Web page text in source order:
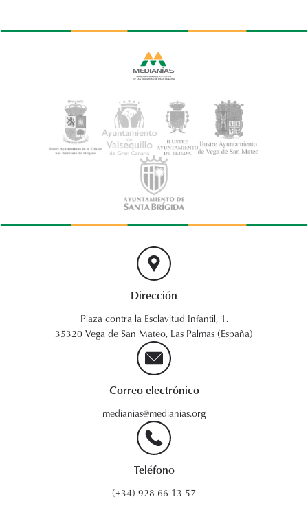
Dirección
Plaza contra la Esclavitud Infantil, 1.
35320 Vega de San Mateo, Las Palmas (España)
Correo electrónico
medianias@medianias.org
Teléfono
(+34) 928 66 13 57